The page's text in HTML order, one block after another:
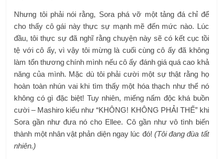
Nhưng tôi phải nói rằng, Sora phá vỡ một tảng đá chỉ để
cho thấy cô gái này thực sự mạnh mẽ đến mức nào. Lúc
đầu, tôi thực sự đã nghĩ rằng chuyện này sẽ có kết cục tồi
tệ với cô ấy, vì vậy tôi mừng là cuối cùng cô ấy đã không
làm tổn thương chính mình nếu cô ấy đánh giá quá cao khả
năng của mình. Mặc dù tôi phải cười một sự thật rằng họ
hoàn toàn nhún vai khi tìm thấy một hóa thạch như thể nó
không có gì đặc biệt! Tuy nhiên, miếng nấm độc khá buồn
cười – Mashiro kiểu như “KHÔNG! KHÔNG PHẢI THẾ” khi
Sora gần như đưa nó cho Ellee. Cô gần như vô tình biến
thành một nhân vật phản diện ngay lúc đó! (Tôi đang đùa tất
nhiên.)